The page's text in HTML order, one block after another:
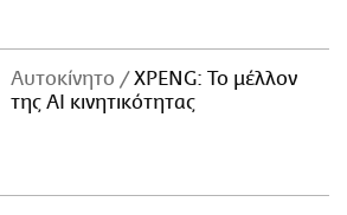
Αυτοκίνητο
XPENG: Το μέλλον
της AI κινητικότητας